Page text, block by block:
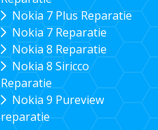
Nokia 7 Plus Reparatie
Nokia 7 Reparatie
Nokia 8 Reparatie
Nokia 8 Siricco
Reparatie
Nokia 9 Pureview
reparatie